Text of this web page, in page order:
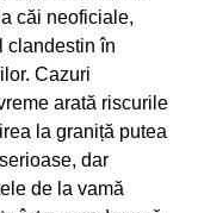
căi neoficiale,
clandestin în
Cazuri
arată riscurile
la graniță putea
dar
de la vamă